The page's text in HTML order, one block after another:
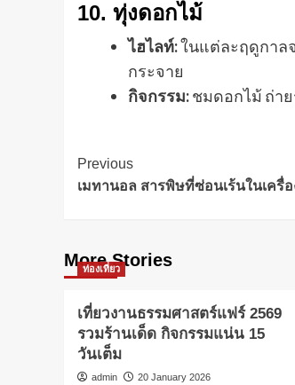
10. ทุ่งดอกไม้
ไฮไลท์:ในแต่ละฤดูกาล
กระจาย
กิจกรรม:ชมดอกไม้ ถ่า
Post
Navigation
Previous
เมทานอล สารพิษที่ซ่อนเร้นในเครื่
More Stories
ท่องเที่ยว
เที่ยวงานธรรมศาสตร์แฟร์ 2569
รวมร้านเด็ด กิจกรรมแน่น 15
วันเต็ม
admin 20 January 2026